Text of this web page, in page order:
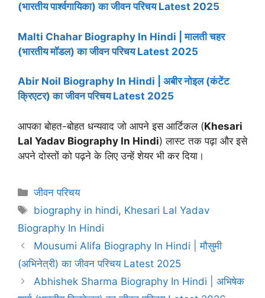
(भारतीय पार्श्वगायिका) का जीवन परिचय Latest 2025
Malti Chahar Biography In Hindi | मालती चहर
(भारतीय मॉडल) का जीवन परिचय Latest 2025
Abir Noil Biography In Hindi | अबीर नोइल (कंटेंट
क्रिएटर) का जीवन परिचय Latest 2025
आपका बोहत-बोहत धन्यवाद जो आपने इस आर्टिकल (Khesari
Lal Yadav Biography In Hindi) लास्ट तक पढ़ा और इसे
अपने दोस्तों को पढ़ने के लिए उन्हें शेयर भी कर दिया।
Categories
जीवन परिचय
Tags
biography in hindi, Khesari Lal Yadav
Biography In Hindi
Mousumi Alifa Biography In Hindi | मौसुमी
(अभिनेत्री) का जीवन परिचय Latest 2025
Abhishek Sharma Biography In Hindi | अभिषेक